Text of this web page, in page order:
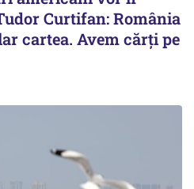
Curtifan: România
cartea. Avem cărți pe